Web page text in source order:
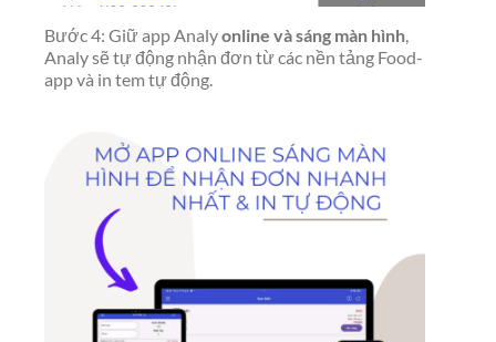
Bước 4: Giữ app Analyonline và sáng màn hình,
Analy sẽ tự động nhận đơn từ các nền tảng Food-
app và in tem tự động.